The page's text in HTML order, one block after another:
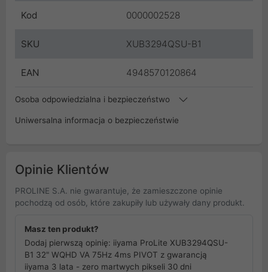
Kod 0000002528
SKU XUB3294QSU-B1
EAN 4948570120864
Osoba odpowiedzialna i bezpieczeństwo
Uniwersalna informacja o bezpieczeństwie
Opinie Klientów
PROLINE S.A. nie gwarantuje, że zamieszczone opinie
pochodzą od osób, które zakupiły lub używały dany produkt.
Masz ten produkt?
Dodaj pierwszą opinię: iiyama ProLite XUB3294QSU-
B1 32" WQHD VA 75Hz 4ms PIVOT z gwarancją
iiyama 3 lata - zero martwych pikseli 30 dni